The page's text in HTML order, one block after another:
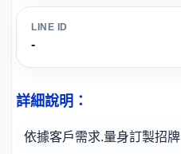
LINE ID
-
詳細說明：
依據客戶需求.量身訂製招牌